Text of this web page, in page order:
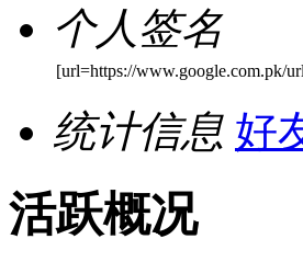
个人签名
[url=https://www.google.com.pk/
统计信息 好
活跃概况